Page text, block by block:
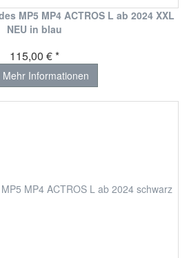
MP5 MP4 ACTROS L ab 2024 XXL
NEU in blau
115,00 € *
Mehr Informationen